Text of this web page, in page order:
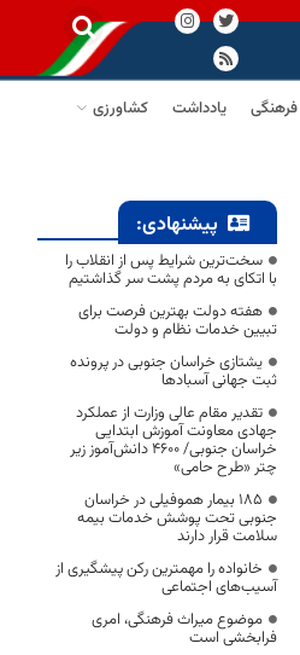
یادداشت
کشاورزی
پیشنهادی:
سخت‌ترین شرایط پس از انقلاب را
با اتکای به مردم پشت سر گذاشتیم
هفته دولت بهترین فرصت برای
تبیین خدمات نظام و دولت
یشتازی خراسان جنوبی در پرونده
ثبت جهانی آسبادها
تقدیر مقام عالی وزارت از عملکرد
جهادی معاونت آموزش ابتدایی
خراسان جنوبی/ ۴۶۰۰ دانش‌آموز زیر
چتر «طرح حامی»
۱۸۵ بیمار هموفیلی در خراسان
جنوبی تحت پوشش خدمات بیمه
سلامت قرار دارند
خانواده را مهمترین رکن پیشگیری از
آسیب‌های اجتماعی
موضوع میراث فرهنگی، امری
فرابخشی است